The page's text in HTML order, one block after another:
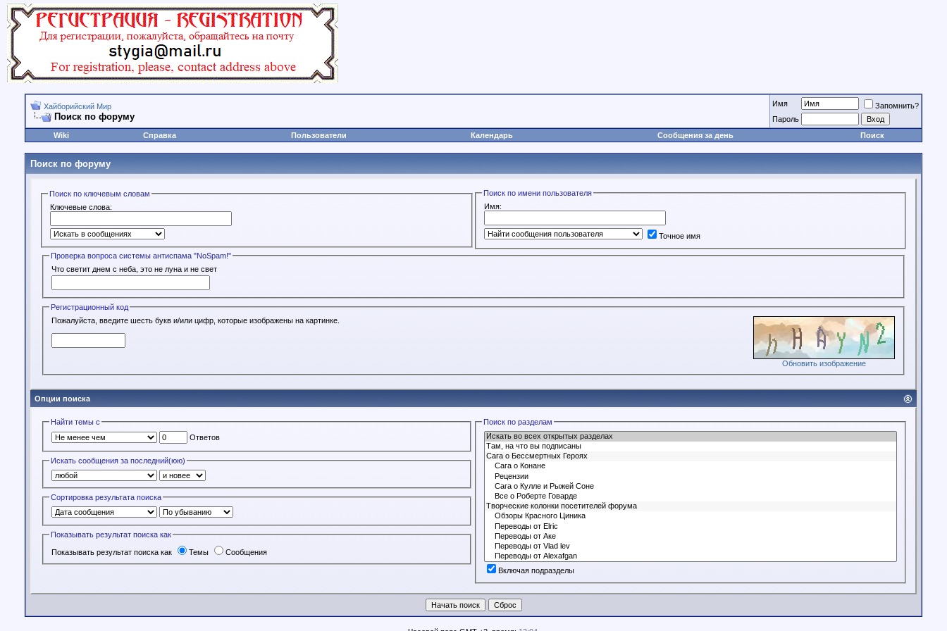
Хайборийский Мир
Поиск по форуму
Имя
Запомнить?
Пароль
Wiki
Справка Пользователи Календарь Сообщения за день Поиск
Поиск по форуму
Поиск по ключевым словам
Ключевые слова:
Поиск по имени пользователя
Имя:
Точное имя
Проверка вопроса системы антиспама "NoSpam!"
Что светит днем с неба, это не луна и не свет
Регистрационный код
Пожалуйста, введите шесть букв и/или цифр, которые изображены на картинке.
Обновить изображение
Опции поиска
Найти темы с
Ответов
Искать сообщения за последний(юю)
Сортировка результата поиска
Показывать результат поиска как
Показывать результат поиска как Темы Сообщения
Поиск по разделам
Включая подразделы